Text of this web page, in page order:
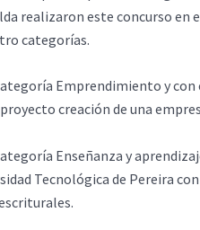
realizaron este concurso en
categorías.
Emprendimiento y con
creación de una
Enseñanza y
Tecnológica de Pereira